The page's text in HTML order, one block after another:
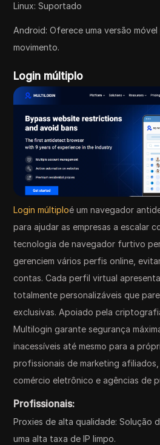
Linux: Suportado
Android: Oferece uma versão
movimento.
Login múltiplo
Login múltiploé um navegador
para ajudar as empresas a escalar
tecnologia de navegador furtivo
gerenciem vários perfis online,
contas. Cada perfil virtual
totalmente personalizáveis que
exclusivas. Apoiado pela
Multilogin garante segurança
inacessíveis até mesmo para a
profissionais de marketing
comércio eletrônico e agências de
Profissionais:
Proxies de alta qualidade: Solução
uma alta taxa de IP limpo.